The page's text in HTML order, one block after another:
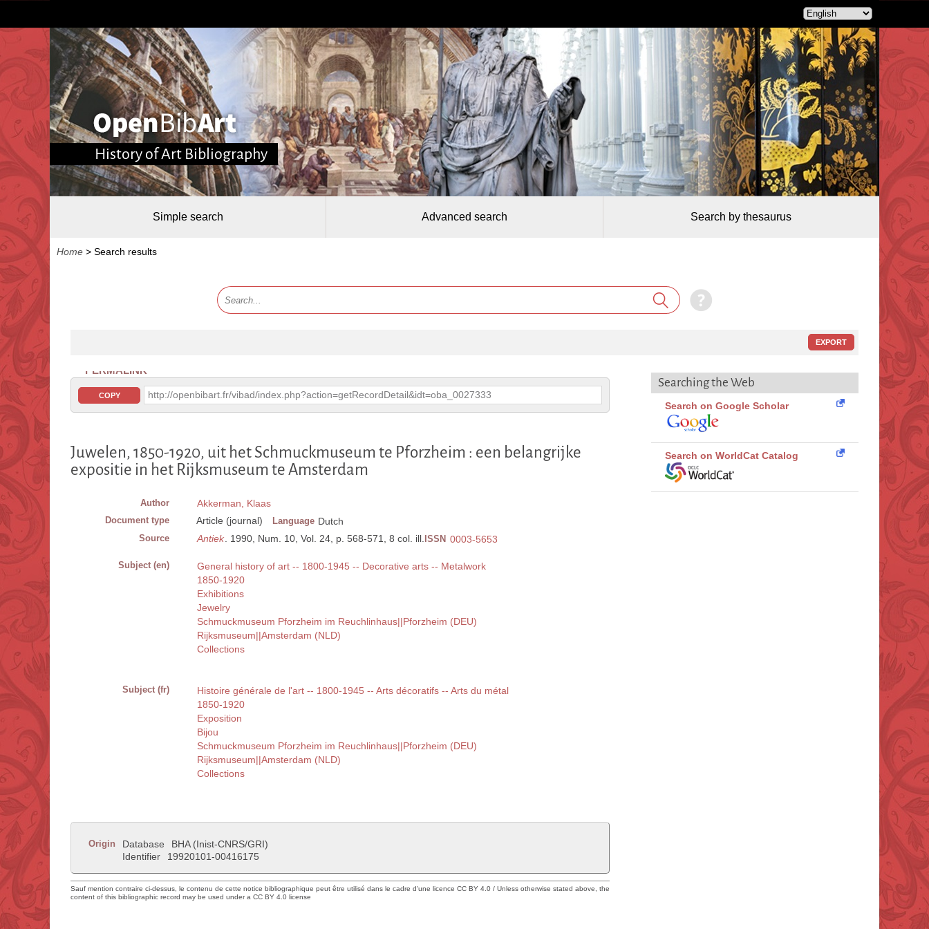
History of Art Bibliography
Simple search Advanced search Search by thesaurus
Home > Search results
EXPORT
PERMALINK
COPY http://openbibart.fr/vibad/index.php?action=getRecordDetail&idt=oba_0027333
Juwelen, 1850-1920, uit het Schmuckmuseum te Pforzheim : een belangrijke
expositie in het Rijksmuseum te Amsterdam
Author Akkerman, Klaas
Document type Article (journal) Language Dutch
Source Antiek . 1990, Num. 10, Vol. 24, p. 568-571, 8 col. ill. ISSN 0003-5653
Subject (en)
General history of art -- 1800-1945 -- Decorative arts -- Metalwork
1850-1920
Exhibitions
Jewelry
Schmuckmuseum Pforzheim im Reuchlinhaus||Pforzheim (DEU)
Rijksmuseum||Amsterdam (NLD)
Collections
Subject (fr)
Histoire générale de l'art -- 1800-1945 -- Arts décoratifs -- Arts du métal
1850-1920
Exposition
Bijou
Schmuckmuseum Pforzheim im Reuchlinhaus||Pforzheim (DEU)
Rijksmuseum||Amsterdam (NLD)
Collections
Origin Database
BHA (Inist-CNRS/GRI)
Identifier
19920101-00416175
Sauf mention contraire ci-dessus, le contenu de cette notice bibliographique peut être utilisé dans le cadre d'une licence CC BY 4.0 / Unless otherwise stated above, the
content of this bibliographic record may be used under a CC BY 4.0 license
Searching the Web
Search on Google Scholar
Search on WorldCat Catalog